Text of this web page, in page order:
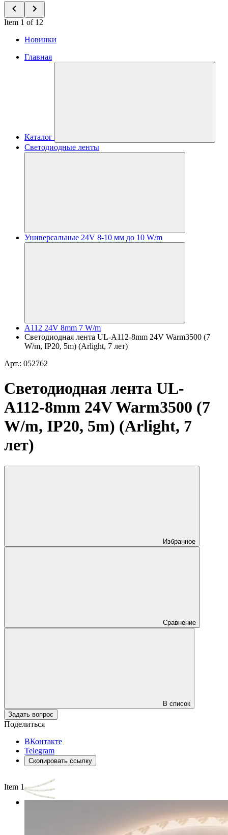
Item 1 of 12
Новинки
Главная
Каталог
Светодиодные ленты
Универсальные 24V 8-10 мм до 10 W/m
A112 24V 8mm 7 W/m
Светодиодная лента UL-A112-8mm 24V Warm3500 (7
W/m, IP20, 5m) (Arlight, 7 лет)
Арт.: 052762
Светодиодная лента UL-
A112-8mm 24V Warm3500 (7
W/m, IP20, 5m) (Arlight, 7
лет)
Избранное
Сравнение
В список
Задать вопрос
Поделиться
ВКонтакте
Telegram
Скопировать ссылку
Item 1 of 3